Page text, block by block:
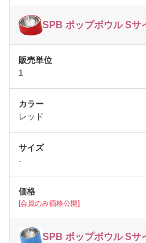
SPB ポップボウル Sサ
1
レッド
-
[会員のみ価格公開]
SPB ポップボウル Sサ